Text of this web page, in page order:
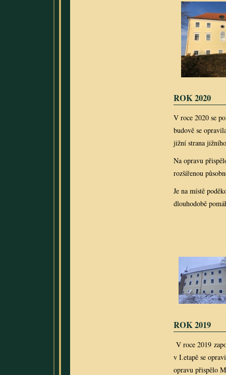
ROK 2020
V roce 2020 se
budově se
jižní strana
Na opravu
rozšířenou
Je na místě
dlouhodobě
ROK 2019
V roce 2019
v I.etapě se
opravu přispělo